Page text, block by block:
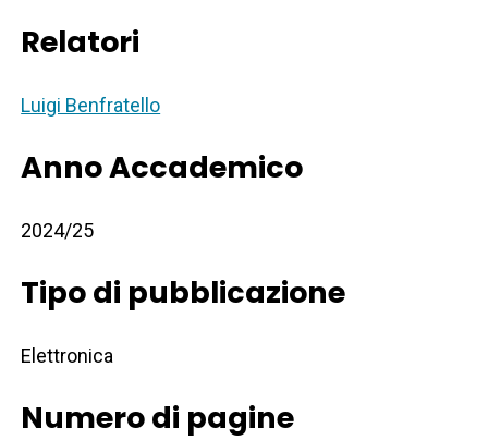
Relatori
Luigi Benfratello
Anno Accademico
2024/25
Tipo di pubblicazione
Elettronica
Numero di pagine